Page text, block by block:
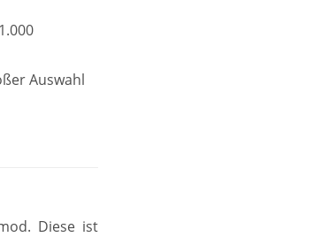
Auswahl
Diese ist